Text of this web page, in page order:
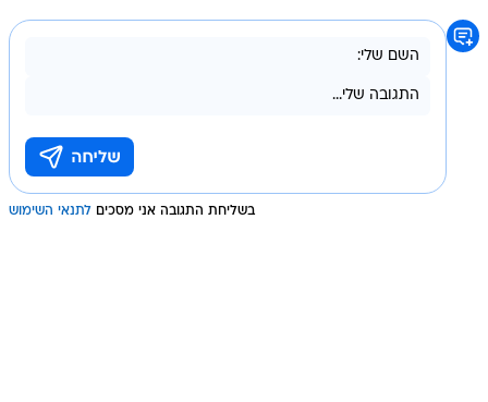
בשליחת התגובה אני מסכים לתנאי השימוש